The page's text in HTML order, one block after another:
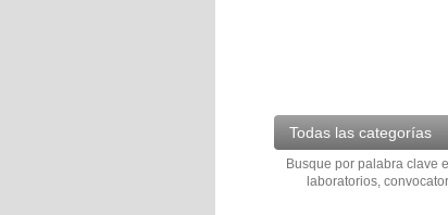
Todas las categorías
Busque por palabra clave
laboratorios,